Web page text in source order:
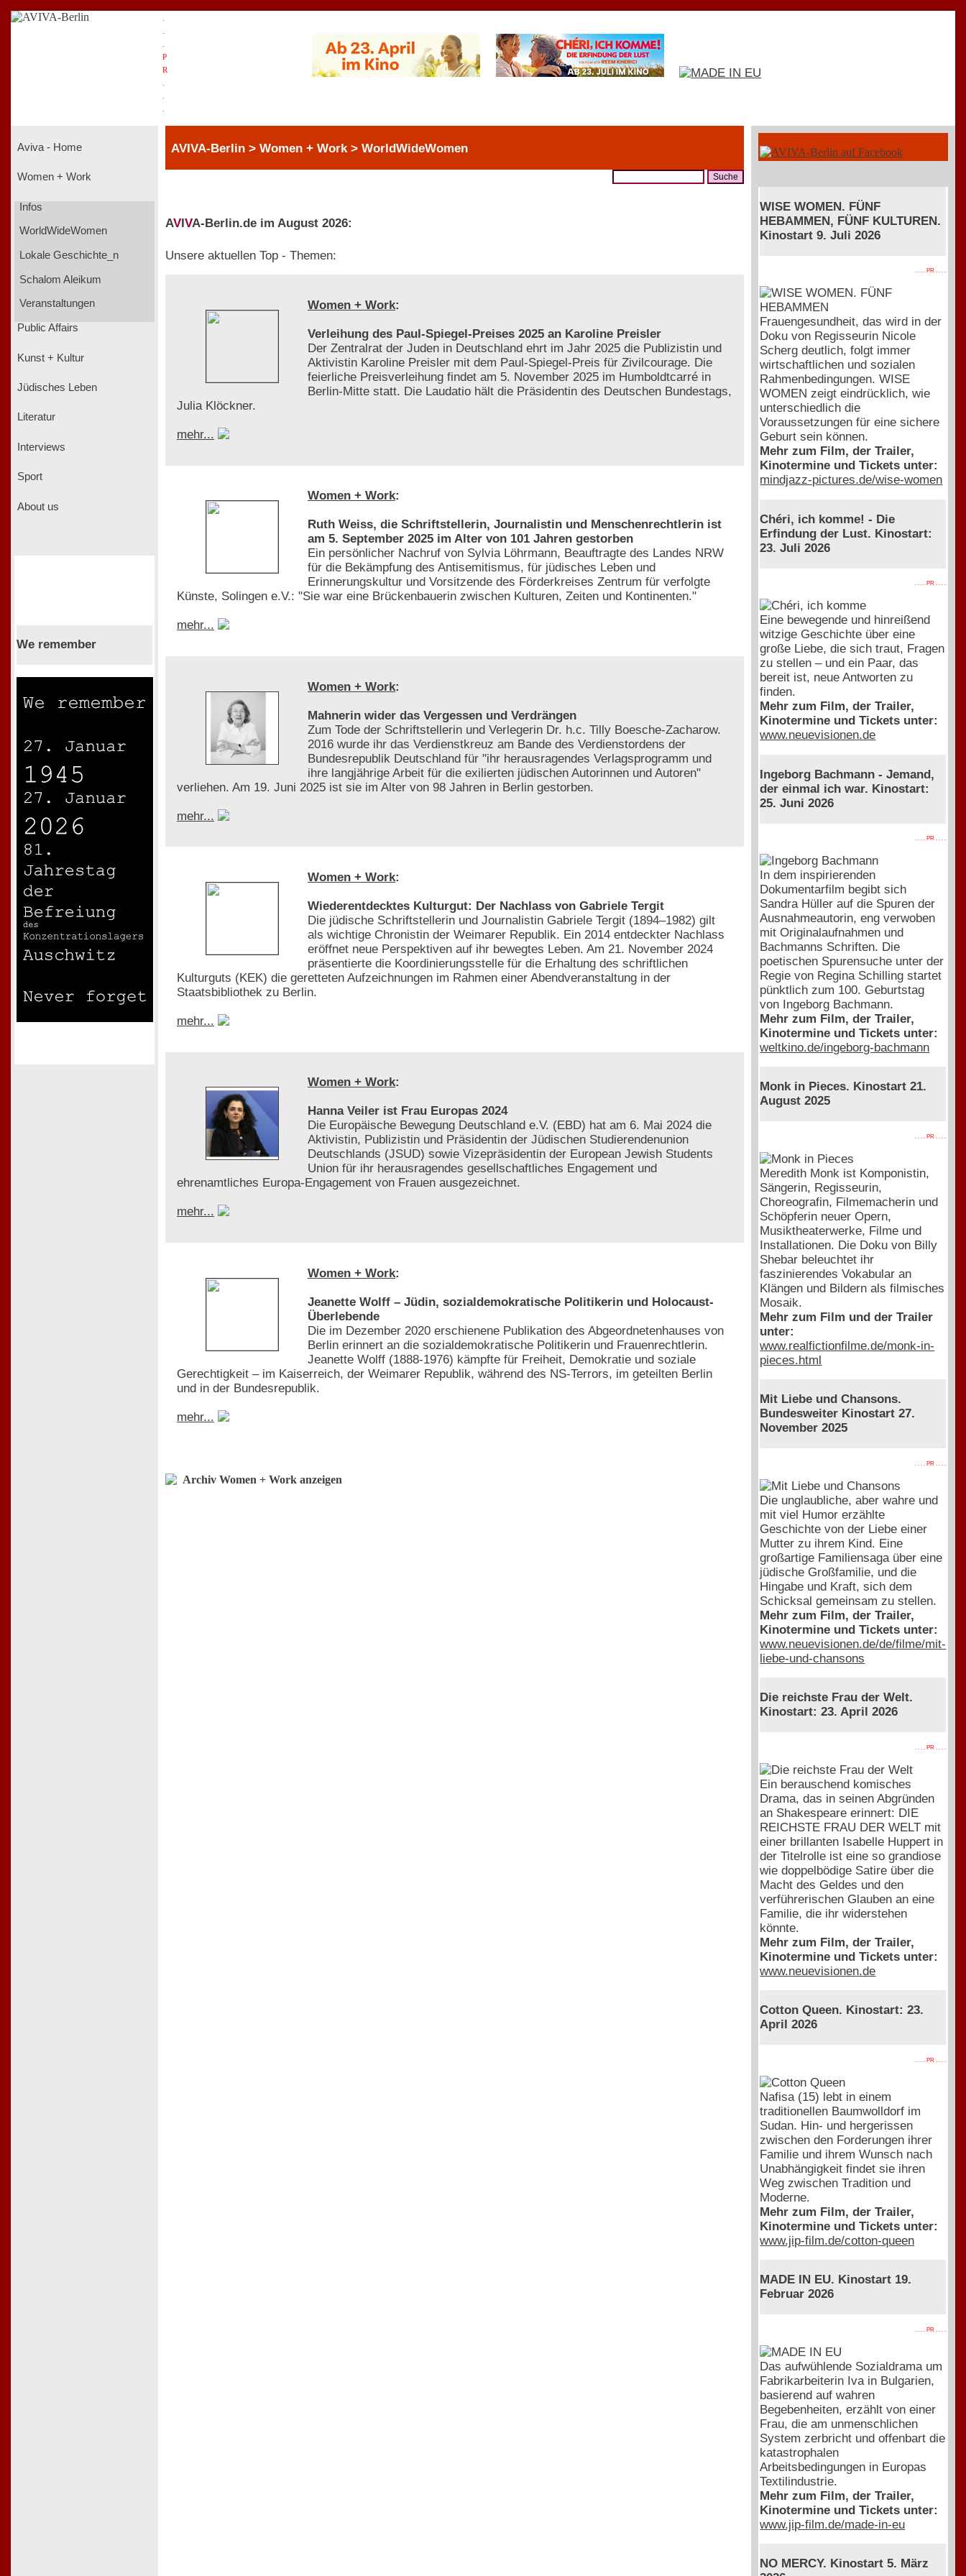
P
R
Aviva - Home
Women + Work
Infos
WorldWideWomen
Lokale Geschichte_n
Schalom Aleikum
Veranstaltungen
Public Affairs
Kunst + Kultur
Jüdisches Leben
Literatur
Interviews
Sport
About us
We remember
AVIVA-Berlin > Women + Work > WorldWideWomen
AVIVA-Berlin.de im August 2026:
Unsere aktuellen Top - Themen:
Women + Work:
Verleihung des Paul-Spiegel-Preises 2025 an Karoline Preisler
Der Zentralrat der Juden in Deutschland ehrt im Jahr 2025 die Publizistin und
Aktivistin Karoline Preisler mit dem Paul-Spiegel-Preis für Zivilcourage. Die
feierliche Preisverleihung findet am 5. November 2025 im Humboldtcarré in
Berlin-Mitte statt. Die Laudatio hält die Präsidentin des Deutschen Bundestags,
Julia Klöckner.
mehr...
Women + Work:
Ruth Weiss, die Schriftstellerin, Journalistin und Menschenrechtlerin ist
am 5. September 2025 im Alter von 101 Jahren gestorben
Ein persönlicher Nachruf von Sylvia Löhrmann, Beauftragte des Landes NRW
für die Bekämpfung des Antisemitismus, für jüdisches Leben und
Erinnerungskultur und Vorsitzende des Förderkreises Zentrum für verfolgte
Künste, Solingen e.V.: "Sie war eine Brückenbauerin zwischen Kulturen, Zeiten und Kontinenten."
mehr...
Women + Work:
Mahnerin wider das Vergessen und Verdrängen
Zum Tode der Schriftstellerin und Verlegerin Dr. h.c. Tilly Boesche-Zacharow.
2016 wurde ihr das Verdienstkreuz am Bande des Verdienstordens der
Bundesrepublik Deutschland für "ihr herausragendes Verlagsprogramm und
ihre langjährige Arbeit für die exilierten jüdischen Autorinnen und Autoren"
verliehen. Am 19. Juni 2025 ist sie im Alter von 98 Jahren in Berlin gestorben.
mehr...
Women + Work:
Wiederentdecktes Kulturgut: Der Nachlass von Gabriele Tergit
Die jüdische Schriftstellerin und Journalistin Gabriele Tergit (1894–1982) gilt
als wichtige Chronistin der Weimarer Republik. Ein 2014 entdeckter Nachlass
eröffnet neue Perspektiven auf ihr bewegtes Leben. Am 21. November 2024
präsentierte die Koordinierungsstelle für die Erhaltung des schriftlichen
Kulturguts (KEK) die geretteten Aufzeichnungen im Rahmen einer Abendveranstaltung in der
Staatsbibliothek zu Berlin.
mehr...
Women + Work:
Hanna Veiler ist Frau Europas 2024
Die Europäische Bewegung Deutschland e.V. (EBD) hat am 6. Mai 2024 die
Aktivistin, Publizistin und Präsidentin der Jüdischen Studierendenunion
Deutschlands (JSUD) sowie Vizepräsidentin der European Jewish Students
Union für ihr herausragendes gesellschaftliches Engagement und
ehrenamtliches Europa-Engagement von Frauen ausgezeichnet.
mehr...
Women + Work:
Jeanette Wolff – Jüdin, sozialdemokratische Politikerin und Holocaust-
Überlebende
Die im Dezember 2020 erschienene Publikation des Abgeordnetenhauses von
Berlin erinnert an die sozialdemokratische Politikerin und Frauenrechtlerin.
Jeanette Wolff (1888-1976) kämpfte für Freiheit, Demokratie und soziale
Gerechtigkeit – im Kaiserreich, der Weimarer Republik, während des NS-Terrors, im geteilten Berlin
und in der Bundesrepublik.
mehr...
Archiv Women + Work anzeigen
WISE WOMEN. FÜNF
HEBAMMEN, FÜNF KULTUREN.
Kinostart 9. Juli 2026
. . . . PR . . . .
Frauengesundheit, das wird in der
Doku von Regisseurin Nicole
Scherg deutlich, folgt immer
wirtschaftlichen und sozialen
Rahmenbedingungen. WISE
WOMEN zeigt eindrücklich, wie
unterschiedlich die
Voraussetzungen für eine sichere
Geburt sein können.
Mehr zum Film, der Trailer,
Kinotermine und Tickets unter:
mindjazz-pictures.de/wise-women
Chéri, ich komme! - Die
Erfindung der Lust. Kinostart:
23. Juli 2026
. . . . PR . . . .
Eine bewegende und hinreißend
witzige Geschichte über eine
große Liebe, die sich traut, Fragen
zu stellen – und ein Paar, das
bereit ist, neue Antworten zu
finden.
Mehr zum Film, der Trailer,
Kinotermine und Tickets unter:
www.neuevisionen.de
Ingeborg Bachmann - Jemand,
der einmal ich war. Kinostart:
25. Juni 2026
. . . . PR . . . .
In dem inspirierenden
Dokumentarfilm begibt sich
Sandra Hüller auf die Spuren der
Ausnahmeautorin, eng verwoben
mit Originalaufnahmen und
Bachmanns Schriften. Die
poetischen Spurensuche unter der
Regie von Regina Schilling startet
pünktlich zum 100. Geburtstag
von Ingeborg Bachmann.
Mehr zum Film, der Trailer,
Kinotermine und Tickets unter:
weltkino.de/ingeborg-bachmann
Monk in Pieces. Kinostart 21.
August 2025
. . . . PR . . . .
Meredith Monk ist Komponistin,
Sängerin, Regisseurin,
Choreografin, Filmemacherin und
Schöpferin neuer Opern,
Musiktheaterwerke, Filme und
Installationen. Die Doku von Billy
Shebar beleuchtet ihr
faszinierendes Vokabular an
Klängen und Bildern als filmisches
Mosaik.
Mehr zum Film und der Trailer
unter:
www.realfictionfilme.de/monk-in-
pieces.html
Mit Liebe und Chansons.
Bundesweiter Kinostart 27.
November 2025
. . . . PR . . . .
Die unglaubliche, aber wahre und
mit viel Humor erzählte
Geschichte von der Liebe einer
Mutter zu ihrem Kind. Eine
großartige Familiensaga über eine
jüdische Großfamilie, und die
Hingabe und Kraft, sich dem
Schicksal gemeinsam zu stellen.
Mehr zum Film, der Trailer,
Kinotermine und Tickets unter:
www.neuevisionen.de/de/filme/mit-
liebe-und-chansons
Die reichste Frau der Welt.
Kinostart: 23. April 2026
. . . . PR . . . .
Ein berauschend komisches
Drama, das in seinen Abgründen
an Shakespeare erinnert: DIE
REICHSTE FRAU DER WELT mit
einer brillanten Isabelle Huppert in
der Titelrolle ist eine so grandiose
wie doppelbödige Satire über die
Macht des Geldes und den
verführerischen Glauben an eine
Familie, die ihr widerstehen
könnte.
Mehr zum Film, der Trailer,
Kinotermine und Tickets unter:
www.neuevisionen.de
Cotton Queen. Kinostart: 23.
April 2026
. . . . PR . . . .
Nafisa (15) lebt in einem
traditionellen Baumwolldorf im
Sudan. Hin- und hergerissen
zwischen den Forderungen ihrer
Familie und ihrem Wunsch nach
Unabhängigkeit findet sie ihren
Weg zwischen Tradition und
Moderne.
Mehr zum Film, der Trailer,
Kinotermine und Tickets unter:
www.jip-film.de/cotton-queen
MADE IN EU. Kinostart 19.
Februar 2026
. . . . PR . . . .
Das aufwühlende Sozialdrama um
Fabrikarbeiterin Iva in Bulgarien,
basierend auf wahren
Begebenheiten, erzählt von einer
Frau, die am unmenschlichen
System zerbricht und offenbart die
katastrophalen
Arbeitsbedingungen in Europas
Textilindustrie.
Mehr zum Film, der Trailer,
Kinotermine und Tickets unter:
www.jip-film.de/made-in-eu
NO MERCY. Kinostart 5. März